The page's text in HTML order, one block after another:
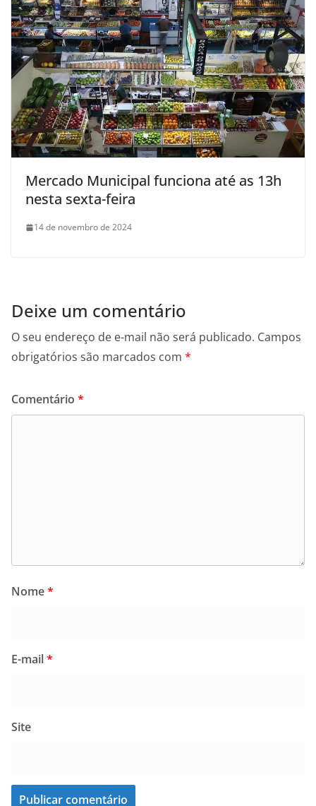
Mercado Municipal funciona até as 13h
nesta sexta-feira
14 de novembro de 2024
Deixe um comentário
O seu endereço de e-mail não será publicado. Campos
obrigatórios são marcados com *
Comentário *
Nome*
E-mail*
Site